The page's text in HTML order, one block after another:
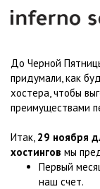
До Черной
придумали, как
хостера, чтобы
преимуществами
Итак, 29 ноября
хостингов мы
Первый
наш счет.